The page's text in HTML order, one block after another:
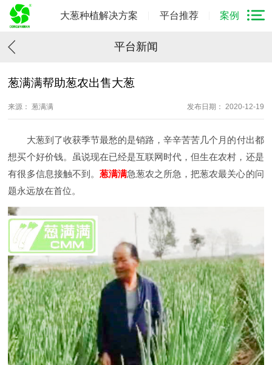
大葱种植解决方案 平台推荐 案例
平台新闻
葱满满帮助葱农出售大葱
来源： 葱满满 发布日期： 2020-12-19
大葱到了收获季节最愁的是销路，辛辛苦苦几个月的付出都
想买个好价钱。虽说现在已经是互联网时代，但生在农村，还是
有很多信息接触不到。 葱满满急葱农之所急，把葱农最关心的问
题永远放在首位。